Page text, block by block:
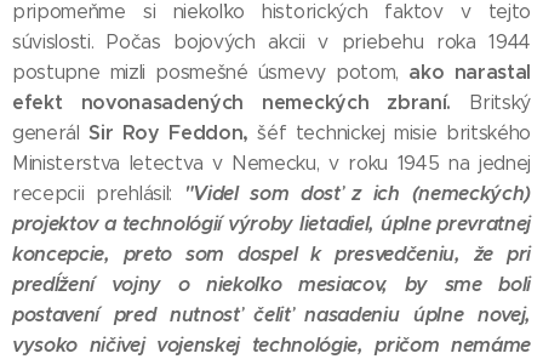
pripomeňme si niekoľko historických faktov v tejto
súvislosti. Počas bojových akcii v priebehu roka 1944
postupne mizli posmešné úsmevy potom, ako narastal
efekt novonasadených nemeckých zbraní. Britský
generál Sir Roy Feddon,šéf technickej misie britského
Ministerstva letectva v Nemecku, v roku 1945 na jednej
recepcii prehlásil:
"Videl som dosť z ich (nemeckých)
projektov a technológií výroby lietadiel, úplne prevratnej
koncepcie, preto som dospel k presvedčeniu, že pri
predĺžení vojny o niekoľko mesiacov, by sme boli
postavení pred nutnosť čeliť nasadeniu úplne novej,
vysoko ničivej vojenskej technológie, pričom nemáme